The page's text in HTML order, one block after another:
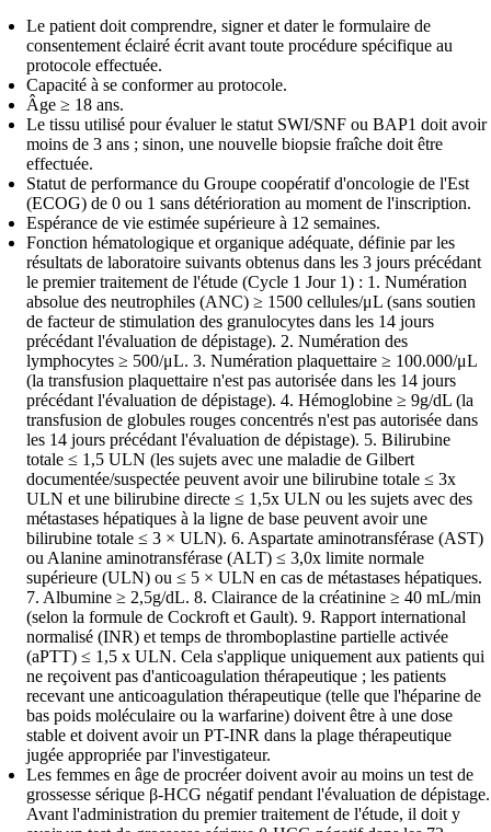
Le patient doit comprendre, signer et dater le formulaire de
consentement éclairé écrit avant toute procédure spécifique au
protocole effectuée.
Capacité à se conformer au protocole.
Âge ≥ 18 ans.
Le tissu utilisé pour évaluer le statut SWI/SNF ou BAP1 doit avoir
moins de 3 ans ; sinon, une nouvelle biopsie fraîche doit être
effectuée.
Statut de performance du Groupe coopératif d'oncologie de l'Est
(ECOG) de 0 ou 1 sans détérioration au moment de l'inscription.
Espérance de vie estimée supérieure à 12 semaines.
Fonction hématologique et organique adéquate, définie par les
résultats de laboratoire suivants obtenus dans les 3 jours précédant
le premier traitement de l'étude (Cycle 1 Jour 1) : 1. Numération
absolue des neutrophiles (ANC) ≥ 1500 cellules/μL (sans soutien
de facteur de stimulation des granulocytes dans les 14 jours
précédant l'évaluation de dépistage). 2. Numération des
lymphocytes ≥ 500/μL. 3. Numération plaquettaire ≥ 100.000/μL
(la transfusion plaquettaire n'est pas autorisée dans les 14 jours
précédant l'évaluation de dépistage). 4. Hémoglobine ≥ 9g/dL (la
transfusion de globules rouges concentrés n'est pas autorisée dans
les 14 jours précédant l'évaluation de dépistage). 5. Bilirubine
totale ≤ 1,5 ULN (les sujets avec une maladie de Gilbert
documentée/suspectée peuvent avoir une bilirubine totale ≤ 3x
ULN et une bilirubine directe ≤ 1,5x ULN ou les sujets avec des
métastases hépatiques à la ligne de base peuvent avoir une
bilirubine totale ≤ 3 × ULN). 6. Aspartate aminotransférase (AST)
ou Alanine aminotransférase (ALT) ≤ 3,0x limite normale
supérieure (ULN) ou ≤ 5 × ULN en cas de métastases hépatiques.
7. Albumine ≥ 2,5g/dL. 8. Clairance de la créatinine ≥ 40 mL/min
(selon la formule de Cockroft et Gault). 9. Rapport international
normalisé (INR) et temps de thromboplastine partielle activée
(aPTT) ≤ 1,5 x ULN. Cela s'applique uniquement aux patients qui
ne reçoivent pas d'anticoagulation thérapeutique ; les patients
recevant une anticoagulation thérapeutique (telle que l'héparine de
bas poids moléculaire ou la warfarine) doivent être à une dose
stable et doivent avoir un PT-INR dans la plage thérapeutique
jugée appropriée par l'investigateur.
Les femmes en âge de procréer doivent avoir au moins un test de
grossesse sérique β-HCG négatif pendant l'évaluation de dépistage.
Avant l'administration du premier traitement de l'étude, il doit y